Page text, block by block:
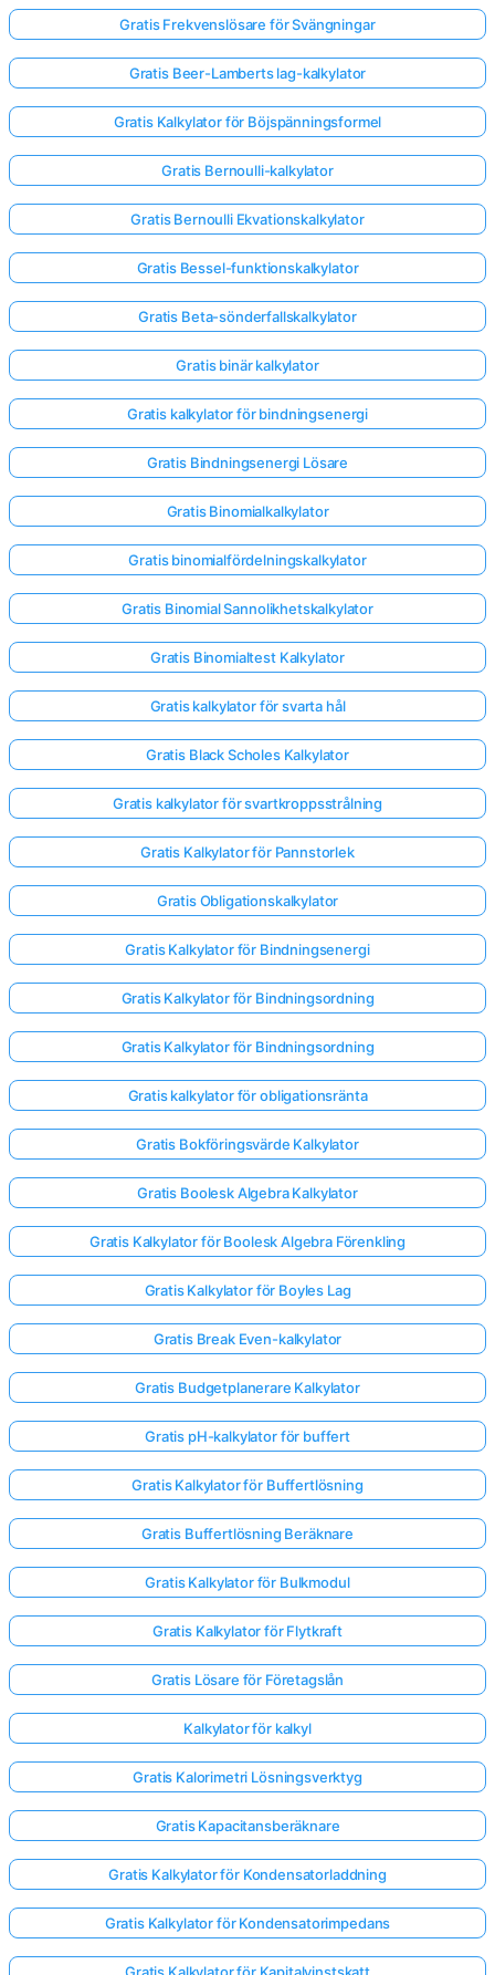
Gratis Frekvenslösare för Svängningar
Gratis Beer-Lamberts lag-kalkylator
Gratis Kalkylator för Böjspänningsformel
Gratis Bernoulli-kalkylator
Gratis Bernoulli Ekvationskalkylator
Gratis Bessel-funktionskalkylator
Gratis Beta-sönderfallskalkylator
Gratis binär kalkylator
Gratis kalkylator för bindningsenergi
Gratis Bindningsenergi Lösare
Gratis Binomialkalkylator
Gratis binomialfördelningskalkylator
Gratis Binomial Sannolikhetskalkylator
Gratis Binomialtest Kalkylator
Gratis kalkylator för svarta hål
Gratis Black Scholes Kalkylator
Gratis kalkylator för svartkroppsstrålning
Gratis Kalkylator för Pannstorlek
Gratis Obligationskalkylator
Gratis Kalkylator för Bindningsenergi
Gratis Kalkylator för Bindningsordning
Gratis Kalkylator för Bindningsordning
Gratis kalkylator för obligationsränta
Gratis Bokföringsvärde Kalkylator
Gratis Boolesk Algebra Kalkylator
Gratis Kalkylator för Boolesk Algebra Förenkling
Gratis Kalkylator för Boyles Lag
Gratis Break Even-kalkylator
Gratis Budgetplanerare Kalkylator
Gratis pH-kalkylator för buffert
Gratis Kalkylator för Buffertlösning
Gratis Buffertlösning Beräknare
Gratis Kalkylator för Bulkmodul
Gratis Kalkylator för Flytkraft
Gratis Lösare för Företagslån
Kalkylator för kalkyl
Gratis Kalorimetri Lösningsverktyg
Gratis Kapacitansberäknare
Gratis Kalkylator för Kondensatorladdning
Gratis Kalkylator för Kondensatorimpedans